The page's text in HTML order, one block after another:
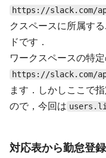
https://slack.com/
クスペースに所属す
ドです．
ワークスペースの特
https://slack.com/
ます．しかしここで
ので，今回は
対応表から勤怠登